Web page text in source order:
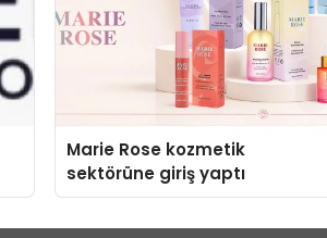
Marie Rose kozmetik
sektörüne giriş yaptı